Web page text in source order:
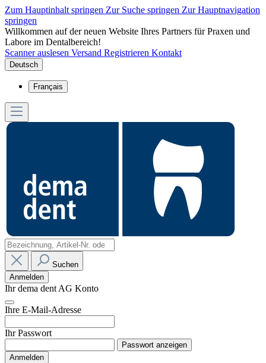
Zum Hauptinhalt springen Zur Suche springen Zur Hauptnavigation
springen
Willkommen auf der neuen Website Ihres Partners für Praxen und
Labore im Dentalbereich!
Scanner auslesen Versand Registrieren Kontakt
Deutsch
Français
Suchen
Anmelden
Ihr dema dent AG Konto
Ihre E-Mail-Adresse
Ihr Passwort
Passwort anzeigen
Anmelden